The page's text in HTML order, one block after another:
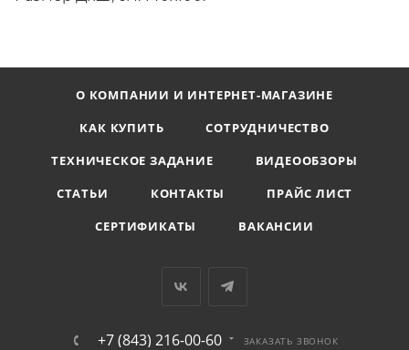
О КОМПАНИИ И ИНТЕРНЕТ-МАГАЗИНЕ
КАК КУПИТЬ
СОТРУДНИЧЕСТВО
ТЕХНИЧЕСКОЕ ЗАДАНИЕ
ВИДЕООБЗОРЫ
СТАТЬИ
КОНТАКТЫ
ПРАЙС ЛИСТ
СЕРТИФИКАТЫ
ВАКАНСИИ
+7 (843) 216-00-60 ЗАКАЗАТЬ ЗВОНОК